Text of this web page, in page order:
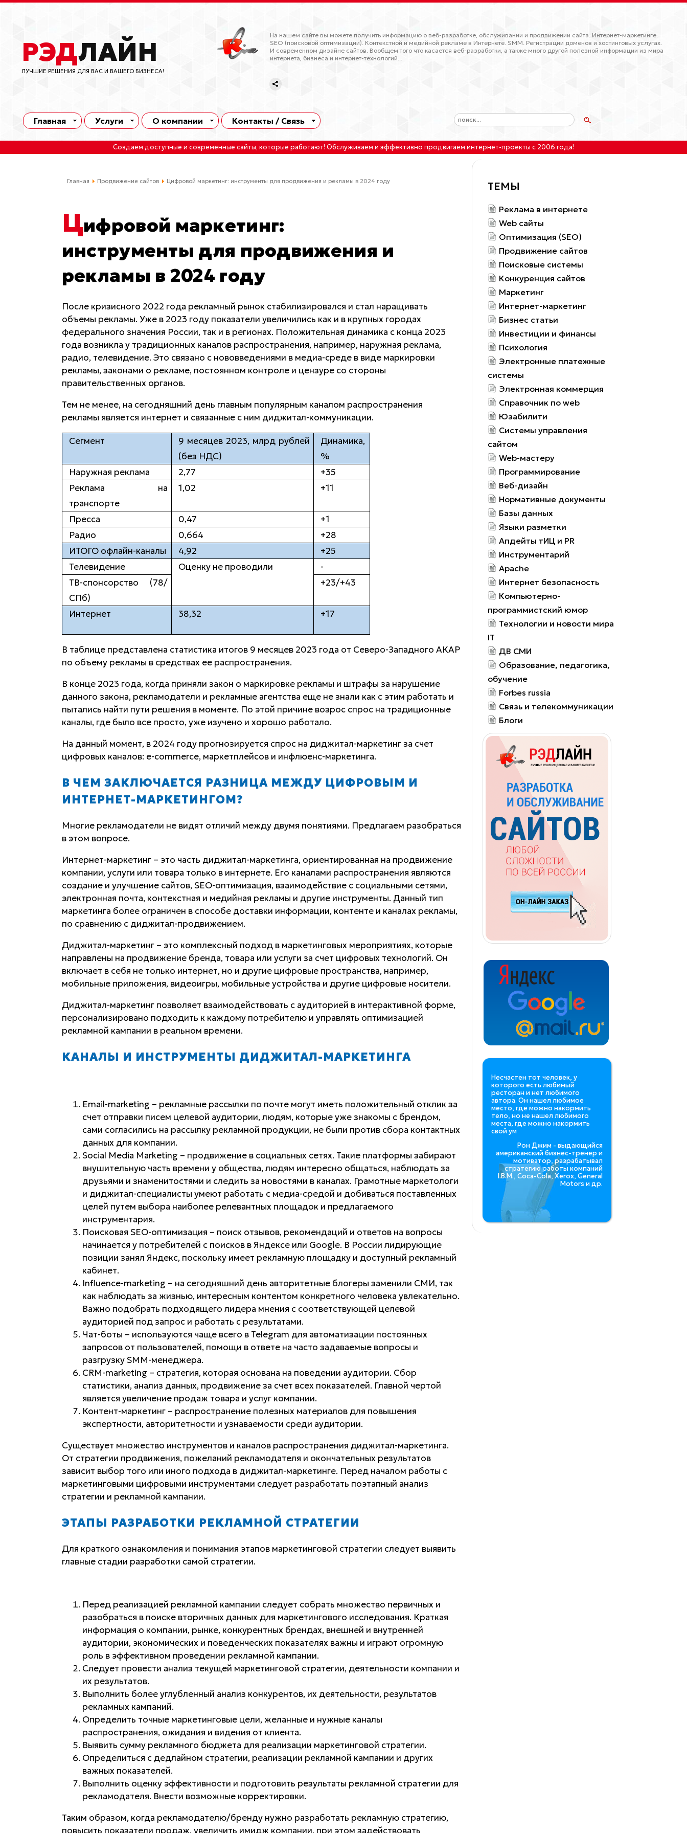
РЭДЛАЙН
ЛУЧШИЕ РЕШЕНИЯ ДЛЯ ВАС И ВАШЕГО БИЗНЕСА!
На нашем сайте вы можете получить информацию о веб-разработке, обслуживании и продвижении сайта. Интернет-маркетинге.
SEO (поисковой оптимизации). Контекстной и медийной рекламе в Интернете. SMM. Регистрации доменов и хостинговых услугах.
И современном дизайне сайтов. Вообщем того что касается веб-разработки, а также много другой полезной информации из мира
интернета, бизнеса и интернет-технологий...
Главная Услуги О компании Контакты / Связь
Создаем доступные и современные сайты, которые работают! Обслуживаем и эффективно продвигаем интернет-проекты с 2006 года!
Главная Продвижение сайтов Цифровой маркетинг: инструменты для продвижения и рекламы в 2024 году
Цифровой маркетинг:
инструменты для продвижения и
рекламы в 2024 году
После кризисного 2022 года рекламный рынок стабилизировался и стал наращивать
объемы рекламы. Уже в 2023 году показатели увеличились как и в крупных городах
федерального значения России, так и в регионах. Положительная динамика с конца 2023
года возникла у традиционных каналов распространения, например, наружная реклама,
радио, телевидение. Это связано с нововведениями в медиа-среде в виде маркировки
рекламы, законами о рекламе, постоянном контроле и цензуре со стороны
правительственных органов.
Тем не менее, на сегодняшний день главным популярным каналом распространения
рекламы является интернет и связанные с ним диджитал-коммуникации.
Сегмент
9 месяцев 2023, млрд рублей
(без НДС)
Динамика,
%
Наружная реклама
2,77
+35
Реклама на
транспорте
1,02 +11
Пресса 0,47
+1
Радио
0,664
+28
ИТОГО офлайн-каналы
4,92
+25
Телевидение
Оценку не проводили
-
ТВ-спонсорство (78/
СПб)
+23/+43
Интернет 38,32 +17
В таблице представлена статистика итогов 9 месяцев 2023 года от Северо-Западного АКАР
по объему рекламы в средствах ее распространения.
В конце 2023 года, когда приняли закон о маркировке рекламы и штрафы за нарушение
данного закона, рекламодатели и рекламные агентства еще не знали как с этим работать и
пытались найти пути решения в моменте. По этой причине возрос спрос на традиционные
каналы, где было все просто, уже изучено и хорошо работало.
На данный момент, в 2024 году прогнозируется спрос на диджитал-маркетинг за счет
цифровых каналов: e-commerce, маркетплейсов и инфлюенс-маркетинга.
В ЧЕМ ЗАКЛЮЧАЕТСЯ РАЗНИЦА МЕЖДУ ЦИФРОВЫМ И
ИНТЕРНЕТ-МАРКЕТИНГОМ?
Многие рекламодатели не видят отличий между двумя понятиями. Предлагаем разобраться
в этом вопросе.
Интернет-маркетинг – это часть диджитал-маркетинга, ориентированная на продвижение
компании, услуги или товара только в интернете. Его каналами распространения являются
создание и улучшение сайтов, SEO-оптимизация, взаимодействие с социальными сетями,
электронная почта, контекстная и медийная рекламы и другие инструменты. Данный тип
маркетинга более ограничен в способе доставки информации, контенте и каналах рекламы,
по сравнению с диджитал-продвижением.
Диджитал-маркетинг – это комплексный подход в маркетинговых мероприятиях, которые
направлены на продвижение бренда, товара или услуги за счет цифровых технологий. Он
включает в себя не только интернет, но и другие цифровые пространства, например,
мобильные приложения, видеоигры, мобильные устройства и другие цифровые носители.
Диджитал-маркетинг позволяет взаимодействовать с аудиторией в интерактивной форме,
персонализировано подходить к каждому потребителю и управлять оптимизацией
рекламной кампании в реальном времени.
КАНАЛЫ И ИНСТРУМЕНТЫ ДИДЖИТАЛ-МАРКЕТИНГА
Email-marketing – рекламные рассылки по почте могут иметь положительный отклик за
счет отправки писем целевой аудитории, людям, которые уже знакомы с брендом,
сами согласились на рассылку рекламной продукции, не были против сбора контактных
данных для компании.
Social Media Marketing – продвижение в социальных сетях. Такие платформы забирают
внушительную часть времени у общества, людям интересно общаться, наблюдать за
друзьями и знаменитостями и следить за новостями в каналах. Грамотные маркетологи
и диджитал-специалисты умеют работать с медиа-средой и добиваться поставленных
целей путем выбора наиболее релевантных площадок и предлагаемого
инструментария.
Поисковая SEO-оптимизация – поиск отзывов, рекомендаций и ответов на вопросы
начинается у потребителей с поисков в Яндексе или Google. В России лидирующие
позиции занял Яндекс, поскольку имеет рекламную площадку и доступный рекламный
кабинет.
Influence-marketing – на сегодняшний день авторитетные блогеры заменили СМИ, так
как наблюдать за жизнью, интересным контентом конкретного человека увлекательно.
Важно подобрать подходящего лидера мнения с соответствующей целевой
аудиторией под запрос и работать с результатами.
Чат-боты – используются чаще всего в Telegram для автоматизации постоянных
запросов от пользователей, помощи в ответе на часто задаваемые вопросы и
разгрузку SMM-менеджера.
CRM-marketing – стратегия, которая основана на поведении аудитории. Сбор
статистики, анализ данных, продвижение за счет всех показателей. Главной чертой
является увеличение продаж товара и услуг компании.
Контент-маркетинг – распространение полезных материалов для повышения
экспертности, авторитетности и узнаваемости среди аудитории.
Существует множество инструментов и каналов распространения диджитал-маркетинга.
От стратегии продвижения, пожеланий рекламодателя и окончательных результатов
зависит выбор того или иного подхода в диджитал-маркетинге. Перед началом работы с
маркетинговыми цифровыми инструментами следует разработать поэтапный анализ
стратегии и рекламной кампании.
ЭТАПЫ РАЗРАБОТКИ РЕКЛАМНОЙ СТРАТЕГИИ
Для краткого ознакомления и понимания этапов маркетинговой стратегии следует выявить
главные стадии разработки самой стратегии.
Перед реализацией рекламной кампании следует собрать множество первичных и
разобраться в поиске вторичных данных для маркетингового исследования. Краткая
информация о компании, рынке, конкурентных брендах, внешней и внутренней
аудитории, экономических и поведенческих показателях важны и играют огромную
роль в эффективном проведении рекламной кампании.
Следует провести анализ текущей маркетинговой стратегии, деятельности компании и
их результатов.
Выполнить более углубленный анализ конкурентов, их деятельности, результатов
рекламных кампаний.
Определить точные маркетинговые цели, желанные и нужные каналы
распространения, ожидания и видения от клиента.
Выявить сумму рекламного бюджета для реализации маркетинговой стратегии.
Определиться с дедлайном стратегии, реализации рекламной кампании и других
важных показателей.
Выполнить оценку эффективности и подготовить результаты рекламной стратегии для
рекламодателя. Внести возможные корректировки.
Таким образом, когда рекламодателю/бренду нужно разработать рекламную стратегию,
повысить показатели продаж, увеличить имидж компании, при этом задействовать
ТЕМЫ
Реклама в интернете
Web сайты
Оптимизация (SEO)
Продвижение сайтов
Поисковые системы
Конкуренция сайтов
Маркетинг
Интернет-маркетинг
Бизнес статьи
Инвестиции и финансы
Психология
Электронные платежные
системы
Электронная коммерция
Справочник по web
Юзабилити
Системы управления
сайтом
Web-мастеру
Программирование
Веб-дизайн
Нормативные документы
Базы данных
Языки разметки
Апдейты тИЦ и PR
Инструментарий
Apache
Интернет безопасность
Компьютерно-
программистский юмор
Технологии и новости мира
IT
ДВ СМИ
Образование, педагогика,
обучение
Forbes russia
Связь и телекоммуникации
Блоги
Несчастен тот человек, у
которого есть любимый
ресторан и нет любимого
автора. Он нашел любимое
место, где можно накормить
тело, но не нашел любимого
места, где можно накормить
свой ум
Рон Джим - выдающийся
американский бизнес-тренер и
мотиватор, разрабатывал
стратегию работы компаний
I.B.M., Coca-Cola, Xerox, General
Motors и др.